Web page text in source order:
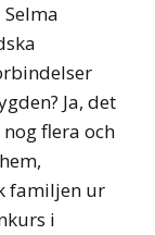
Ja, det
flera och
familjen ur
i